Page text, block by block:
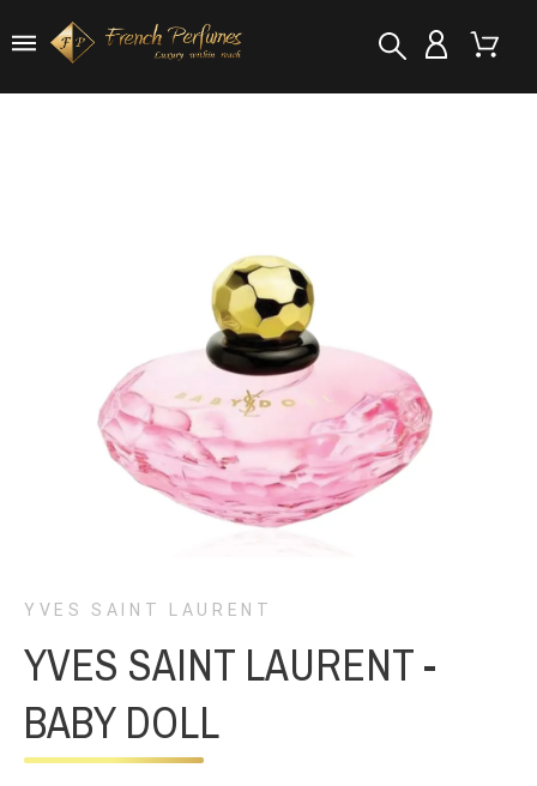
YVES SAINT LAURENT
YVES SAINT LAURENT -
BABY DOLL